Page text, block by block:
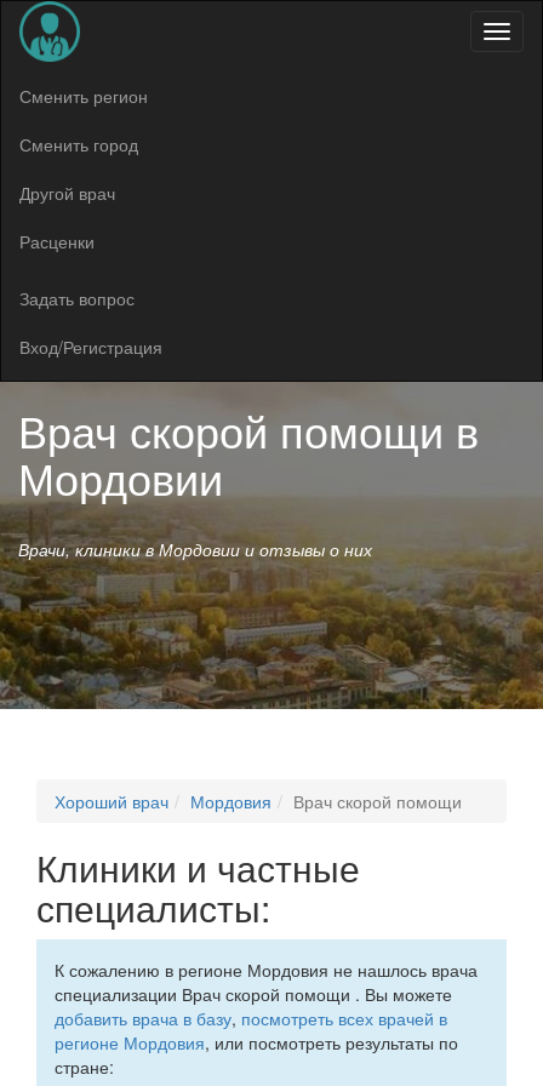
Меню
Сменить регион
Сменить город
Другой врач
Расценки
Задать вопрос
Вход/Регистрация
Врач скорой помощи в
Мордовии
Врачи, клиники в Мордовии и отзывы о них
Хороший врач Мордовия Врач скорой помощи
Клиники и частные
специалисты:
К сожалению в регионе Мордовия не нашлось врача
специализации Врач скорой помощи . Вы можете
добавить врача в базу, посмотреть всех врачей в
регионе Мордовия, или посмотреть результаты по
стране: